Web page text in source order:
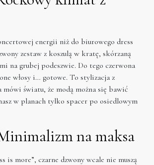
energii niż do biurowego dress
zestaw z koszulą w kratę, skórzaną
na grubej podeszwie. Do tego czerwona
włosy i… gotowe. To stylizacja z
światu, że modą można się bawić
w planach tylko spacer po osiedlowym
na maksa
is more”, czarne dzwony wcale nie muszą